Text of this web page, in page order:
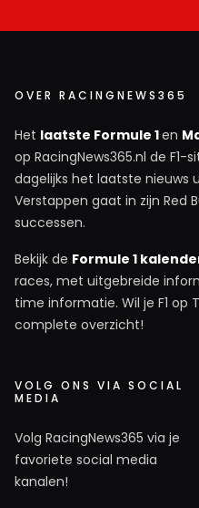
OVER RACINGNEWS365
Het laatste Formule 1en
op RacingNews365.nl de
dagelijks het laatste nieuws
Verstappen gaat in zijn Red
successen.
Bekijk de Formule 1
races, met uitgebreide
time informatie. Wil je F1 op
complete overzicht!
VOLG ONS VIA SOCIAL
MEDIA
Volg RacingNews365 via je
favoriete social media
kanalen!